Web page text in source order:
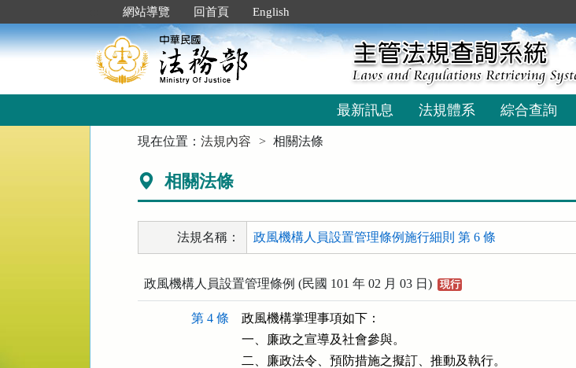
到
主
要
網站導覽 回首頁 English
最新訊息 法規體系 綜合查詢
現在位置：法規內容 相關法條
相關法條
法規名稱： 政風機構人員設置管理條例施行細則 第 6 條
政風機構人員設置管理條例 (民國 101 年 02 月 03 日) 現行
第 4 條
政風機構掌理事項如下：
一、廉政之宣導及社會參與。
二、廉政法令、預防措施之擬訂、推動及執行。